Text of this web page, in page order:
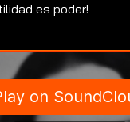
es poder!